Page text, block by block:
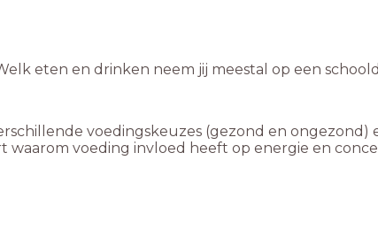
eten en drinken neem jij meestal op een
voedingskeuzes (gezond en ongezond)
waarom voeding invloed heeft op energie en